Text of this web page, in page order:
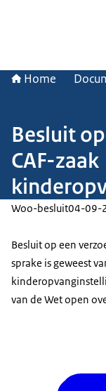
Home
Besluit
CAF-zaak
Woo-besluit04-09-
Besluit op een
sprake is geweest
van de Wet open